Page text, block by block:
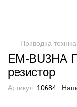
Приводна техніка
EM-BU3НА
резистор
Артикул: 10684